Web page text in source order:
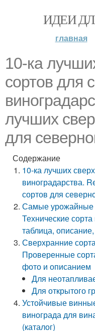
ИДЕИ
главная
10-ка
сортов для
лучших
для
Содержание
10-ка лучших
виноградарства.
сортов для
Самые урожайные
Технические
таблица,
Сверхранние
Проверенные
фото и описанием
Для
Для открытого
Устойчивые
винограда для
(каталог)